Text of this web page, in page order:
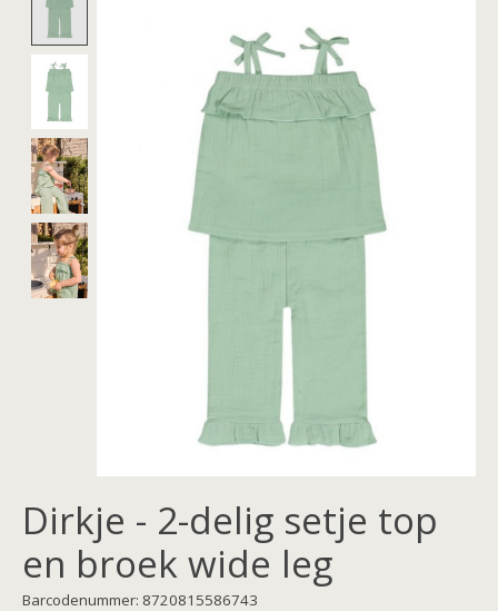
Dirkje - 2-delig setje top
en broek wide leg
Barcodenummer: 8720815586743